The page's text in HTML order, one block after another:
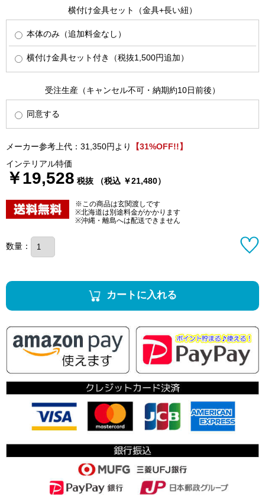
横付け金具セット（金具+長い紐）
本体のみ（追加料金なし）
横付け金具セット付き（税抜1,500円追加）
受注生産（キャンセル不可・納期約10日前後）
同意する
メーカー参考上代：31,350円より
【31%OFF!!】
インテリアル特価
￥19,528 税抜 （税込 ￥21,480）
※この商品は玄関渡しです
※北海道は別途料金がかかります
※沖縄・離島へは配送できません
数量：
カートに入れる